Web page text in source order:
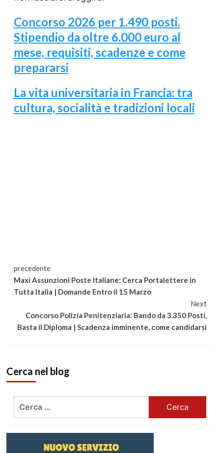
Concorso 2026 per 1.490 posti.
Stipendio da oltre 6.000 euro al
mese, requisiti, scadenze e come
prepararsi
La vita universitaria in Francia: tra
cultura, socialità e tradizioni locali
Continua
a
leggere
precedente
Maxi Assunzioni Poste Italiane: Cerca Portalettere in
Tutta Italia | Domande Entro il 15 Marzo
Next
Concorso Polizia Penitenziaria: Bando da 3.350 Posti,
Basta il Diploma | Scadenza imminente, come candidarsi
Cerca nel blog